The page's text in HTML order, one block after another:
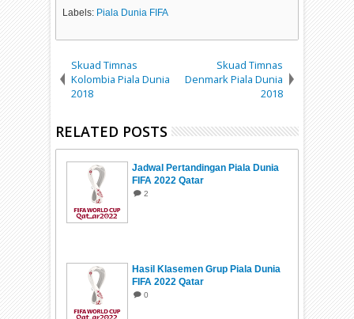
Labels: Piala Dunia FIFA
Skuad Timnas
Kolombia Piala Dunia
2018
Skuad Timnas
Denmark Piala Dunia
2018
RELATED POSTS
Jadwal Pertandingan Piala Dunia
FIFA 2022 Qatar
2
Hasil Klasemen Grup Piala Dunia
FIFA 2022 Qatar
0